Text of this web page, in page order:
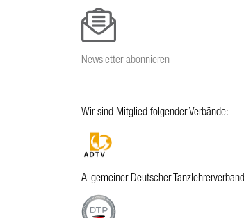
Newsletter abonnieren
Wir sind Mitglied folgender Verbände:
Allgemeiner Deutscher